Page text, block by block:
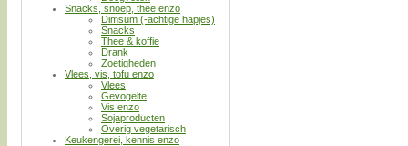
Snacks, snoep, thee enzo
Dimsum (-achtige hapjes)
Snacks
Thee & koffie
Drank
Zoetigheden
Vlees, vis, tofu enzo
Vlees
Gevogelte
Vis enzo
Sojaproducten
Overig vegetarisch
Keukengerei, kennis enzo